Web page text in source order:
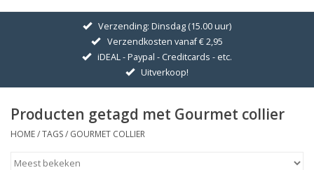
GOUDEN SYMBOLEN
Hanger Kettingen
Oorhangers
Medaillons
Verzending: Dinsdag (15.00 uur)
Verzendkosten vanaf € 2,95
iDEAL - Paypal - Creditcards - etc.
Uitverkoop!
Producten getagd met Gourmet collier
HOME/TAGS/ GOURMET COLLIER